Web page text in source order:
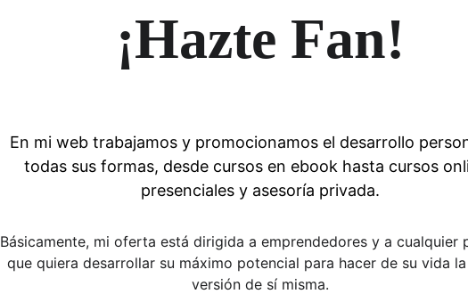
¡Hazte Fan!
En mi web trabajamos y promocionamos el desarrollo
todas sus formas, desde cursos en ebook hasta cursos
presenciales y asesoría privada.
Básicamente, mi oferta está dirigida a emprendedores y a cualquier
que quiera desarrollar su máximo potencial para hacer de su vida
versión de sí misma.